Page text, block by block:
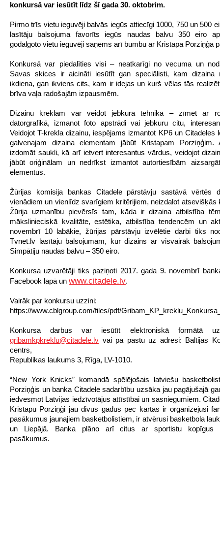
konkursā var iesūtīt līdz šī gada 30. oktobrim.
Pirmo trīs vietu ieguvēji balvās iegūs attiecīgi 1000, 750 un 500
lasītāju balsojuma favorīts iegūs naudas balvu 350 eiro
godalgoto vietu ieguvēji saņems arī bumbu ar Kristapa Porziņģa
Konkursā var piedalīties visi – neatkarīgi no vecuma un
Savas skices ir aicināti iesūtīt gan speciālisti, kam dizaina
ikdiena, gan ikviens cits, kam ir idejas un kurš vēlas tās
brīva vaļa radošajām izpausmēm.
Dizainu kreklam var veidot jebkurā tehnikā – zīmēt ar
datorgrafikā, izmanot foto apstrādi vai jebkuru citu,
Veidojot T-krekla dizainu, iespējams izmantot KP6 un Citadeles
galvenajam dizaina elementam jābūt Kristapam Porziņģim.
izdomāt saukli, kā arī ietvert interesantus vārdus, veidojot
jābūt oriģinālam un nedrīkst izmantot autortiesībām
elementus.
Žūrijas komisija bankas Citadele pārstāvju sastāvā vērtēs
vienādiem un vienlīdz svarīgiem kritērijiem, neizdalot atsevišķās
Žūrija uzmanību pievērsīs tam, kāda ir dizaina atbilstība
mākslinieciskā kvalitāte, estētika, atbilstība tendencēm un
novembrī 10 labākie, žūrijas pārstāvju izvēlētie darbi tiks
Tvnet.lv lasītāju balsojumam, kur dizains ar visvairāk
Simpātiju naudas balvu – 350 eiro.
Konkursa uzvarētāji tiks paziņoti 2017. gada 9. novembrī
Facebook lapā un www.citadele.lv.
Vairāk par konkursu uzzini:
https://www.cblgroup.com/files/pdf/
Konkursa darbus var iesūtīt elektroniskā formātā
gribamkpkreklu@citadele.lv vai pa pastu uz adresi: Baltijas
centrs,
Republikas laukums 3, Rīga, LV-1010.
“New York Knicks” komandā spēlējošais latviešu
Porziņģis un banka Citadele sadarbību uzsāka jau pagājušajā
iedvesmot Latvijas iedzīvotājus attīstībai un sasniegumiem.
Kristapu Porziņģi jau divus gadus pēc kārtas ir organizējusi
pasākumus jaunajiem basketbolistiem, ir atvērusi basketbola
un Liepājā. Banka plāno arī citus ar sportistu kopīgus
pasākumus.